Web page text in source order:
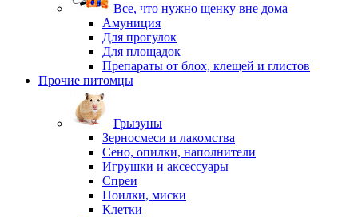
Все, что нужно щенку вне дома
Амуниция
Для прогулок
Для площадок
Препараты от блох, клещей и глистов
Прочие питомцы
Грызуны
Зерносмеси и лакомства
Сено, опилки, наполнители
Игрушки и аксессуары
Спреи
Поилки, миски
Клетки